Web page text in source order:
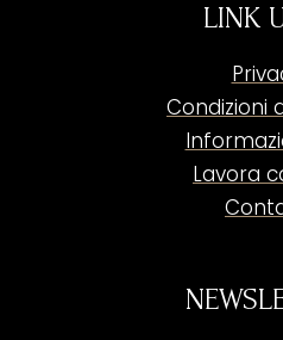
LINK
Condizioni
Lavora